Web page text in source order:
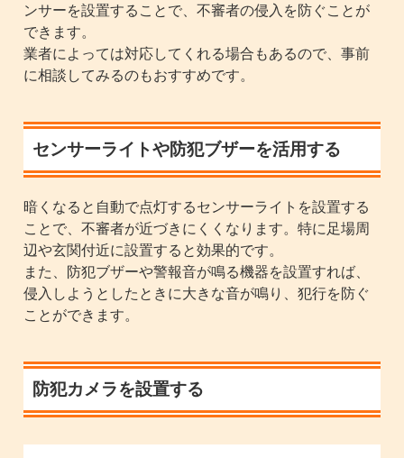
ンサーを設置することで、不審者の侵入を防ぐことが
できます。
業者によっては対応してくれる場合もあるので、事前
に相談してみるのもおすすめです。
センサーライトや防犯ブザーを活用する
暗くなると自動で点灯するセンサーライトを設置する
ことで、不審者が近づきにくくなります。特に足場周
辺や玄関付近に設置すると効果的です。
また、防犯ブザーや警報音が鳴る機器を設置すれば、
侵入しようとしたときに大きな音が鳴り、犯行を防ぐ
ことができます。
防犯カメラを設置する